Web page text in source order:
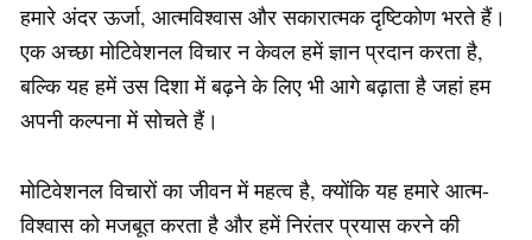
हमारे अंदर ऊर्जा, आत्मविश्वास और सकारात्मक दृष्टिकोण भरते हैं।
एक अच्छा मोटिवेशनल विचार न केवल हमें ज्ञान प्रदान करता है,
बल्कि यह हमें उस दिशा में बढ़ने के लिए भी आगे बढ़ाता है जहां हम
अपनी कल्पना में सोचते हैं।
मोटिवेशनल विचारों का जीवन में महत्व है, क्योंकि यह हमारे आत्म-
विश्वास को मजबूत करता है और हमें निरंतर प्रयास करने की